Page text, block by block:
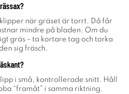
när gräset är torrt. Då får
mindre på bladen. Om du
gräs – ta kortare tag och torka
sig fräsch.
i små, kontrollerade snitt. Håll
“framåt” i samma riktning.